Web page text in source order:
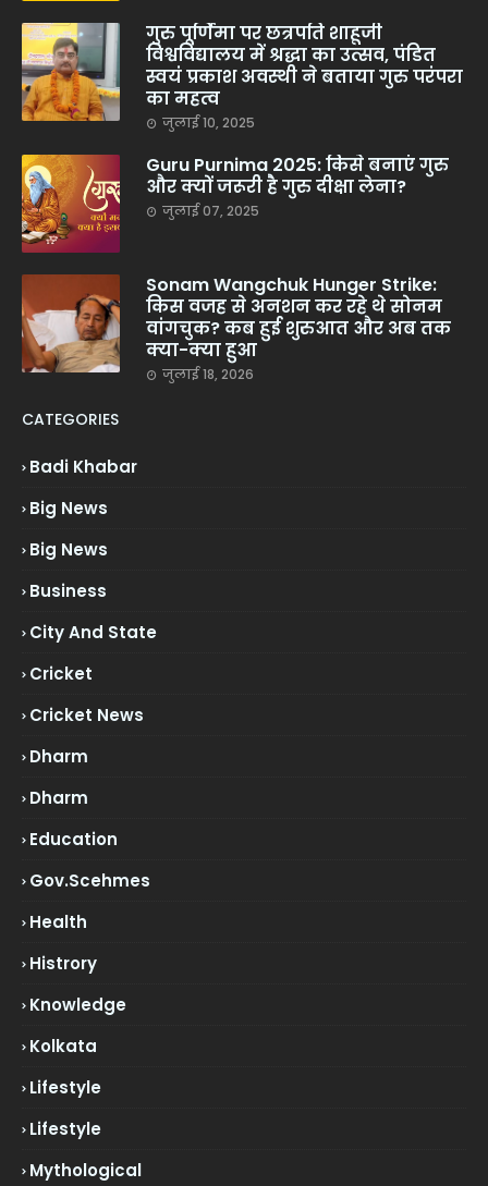
गुरु पूर्णिमा पर छत्रपति शाहूजी
विश्वविद्यालय में श्रद्धा का उत्सव, पंडित
स्वयं प्रकाश अवस्थी ने बताया गुरु परंपरा
का महत्व
जुलाई 10, 2025
Guru Purnima 2025: किसे बनाएं गुरु
और क्यों जरूरी है गुरु दीक्षा लेना?
जुलाई 07, 2025
Sonam Wangchuk Hunger Strike:
किस वजह से अनशन कर रहे थे सोनम
वांगचुक? कब हुई शुरुआत और अब तक
क्या-क्या हुआ
जुलाई 18, 2026
CATEGORIES
Badi Khabar
Big News
Big News
Business
City And State
Cricket
Cricket News
Dharm
Dharm
Education
Gov.scehmes
Health
Histrory
Knowledge
Kolkata
Lifestyle
Lifestyle
Mythological